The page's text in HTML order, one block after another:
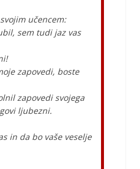
učencem:
sem tudi jaz vas
zapovedi, boste
zapovedi svojega
ljubezni.
in da bo vaše veselje